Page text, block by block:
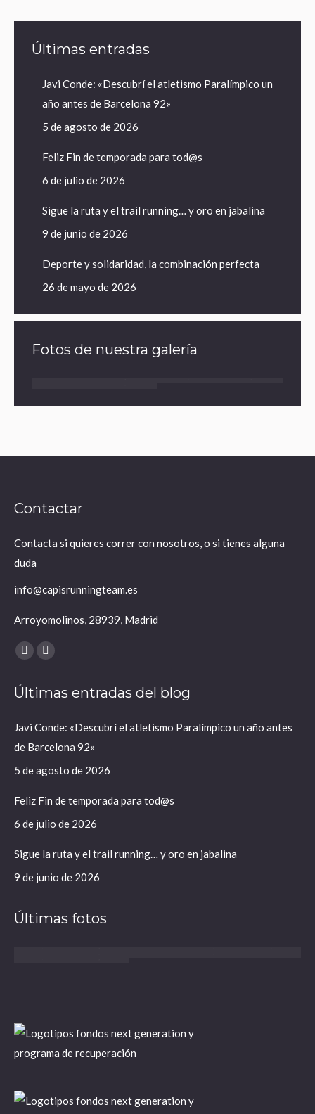
Últimas entradas
Javi Conde: «Descubrí el atletismo Paralímpico un
año antes de Barcelona 92»
5 de agosto de 2026
Feliz Fin de temporada para tod@s
6 de julio de 2026
Sigue la ruta y el trail running… y oro en jabalina
9 de junio de 2026
Deporte y solidaridad, la combinación perfecta
26 de mayo de 2026
Fotos de nuestra galería
Contactar
Contacta si quieres correr con nosotros, o si tienes alguna
duda
info@capisrunningteam.es
Arroyomolinos, 28939, Madrid
Encuéntranos en:
X
se
en
una
ventana
Instagram
se
en
una
ventana
Últimas entradas del blog
Javi Conde: «Descubrí el atletismo Paralímpico un año antes
de Barcelona 92»
5 de agosto de 2026
Feliz Fin de temporada para tod@s
6 de julio de 2026
Sigue la ruta y el trail running… y oro en jabalina
9 de junio de 2026
Últimas fotos